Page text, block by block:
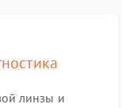
линзы и